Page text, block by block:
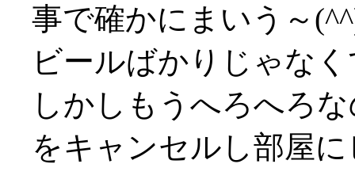
事で確かにまいう～
ビールばかりじゃな
しかしもうへろへろ
をキャンセルし部屋